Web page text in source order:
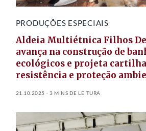
PRODUÇÕES ESPECIAIS
Aldeia Multiétnica Filhos
avança na construção de
ecológicos e projeta
resistência e proteção
21.10.2025 3 MINS DE LEITURA